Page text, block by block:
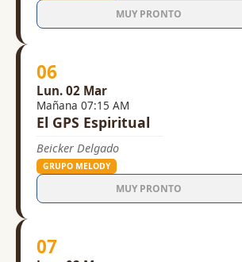
MUY PRONTO
06
Lun. 02 Mar
Mañana 07:15 AM
El GPS Espiritual
Beicker Delgado
GRUPO MELODY
MUY PRONTO
07